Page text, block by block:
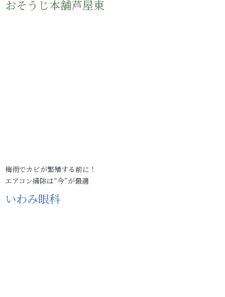
おそうじ本舗芦屋東
梅雨でカビが繁殖する前に！
エアコン掃除は“今”が最適
いわみ眼科